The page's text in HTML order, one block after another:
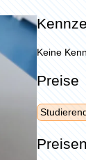
Keine
Preise